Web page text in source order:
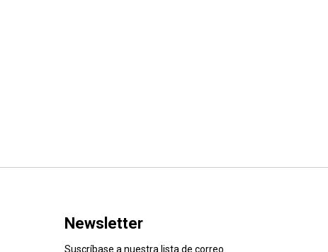
Newsletter
Suscríbase a nuestra lista de correo